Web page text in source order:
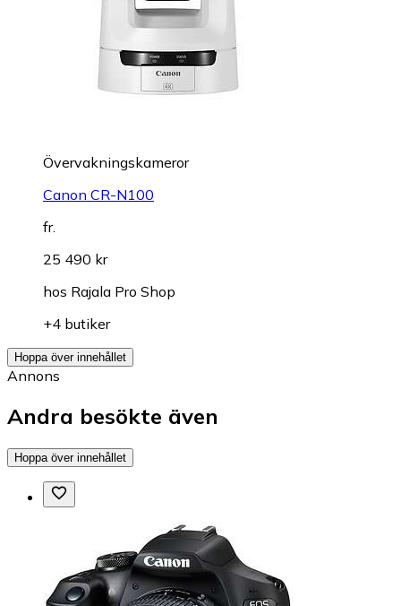
Övervakningskameror
Canon CR-N100
fr.
25 490 kr
hos Rajala Pro Shop
+4 butiker
Hoppa över innehållet
Annons
Andra besökte även
Hoppa över innehållet